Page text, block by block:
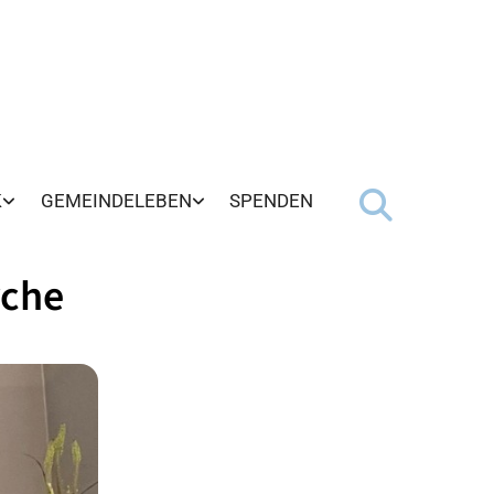
GEMEINDELEBEN SPENDEN